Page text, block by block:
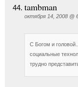
tambman
октября 14, 2008 @
С Богом и
социальные
трудно